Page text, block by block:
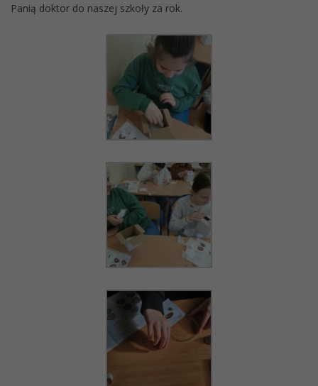
Panią doktor do naszej szkoły za rok.